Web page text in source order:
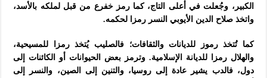
الكبير، وجُعلت في أعلى التاج، كما رمز خفرع من قبل لملكه بالأسد،
واتخذ صلاح الدين الأيوبي النسر رمزا لحكمه.
كما تُتخذ رموز للديانات والثقافات؛ فالصليب يُتخذ رمزا للمسيحية،
والهلال رمزا للديانة الإسلامية. وترمز بعض الحيوانات أو الكائنات إلى
دول، فالدب يشير عادة إلى روسيا، والتنين إلى الصين، والنسر إلى